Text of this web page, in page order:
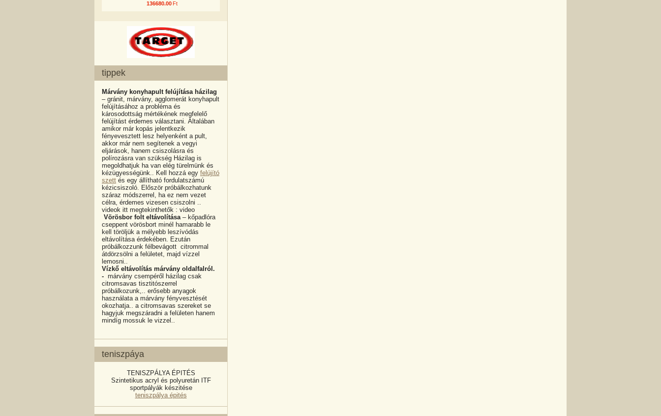
136680.00 Ft
tippek
Márvány konyhapult felújítása házilag
– gránit, márvány, agglomerát konyhapult
felújításához a probléma és
károsodottság mértékének megfelelő
felújítást érdemes választani. Általában
amikor már kopás jelentkezik
fényevesztett lesz helyenként a pult,
akkor már nem segítenek a vegyi
eljárások, hanem csiszolásra és
polírozásra van szükség Házilag is
megoldhatjuk ha van elég türelmünk és
kézügyességünk.. Kell hozzá egy felújító
szett és egy állítható fordulatszámú
kézicsiszoló. Először próbálkozhatunk
száraz módszerrel, ha ez nem vezet
célra, érdemes vizesen csiszolni ..
videok itt megtekinthetők : video
Vörösbor folt eltávolítása– kőpadlóra
cseppent vörösbort minél hamarabb le
kell töröljük a mélyebb leszívódás
eltávolítása érdekében. Ezután
próbálkozzunk félbevágott citrommal
átdörzsölni a felületet, majd vízzel
lemosni..
Vízkő eltávolítás márvány oldalfalról.
- márvány csempéről házilag csak
citromsavas tisztitószerrel
próbálkozunk,.. erősebb anyagok
használata a márvány fényvesztését
okozhatja.. a citromsavas szereket se
hagyjuk megszáradni a felületen hanem
mindíg mossuk le vizzel..
teniszpáya
TENISZPÁLYA ÉPITÉS
Szintetikus acryl és polyuretán ITF
sportpályák készitése
teniszpálya épités